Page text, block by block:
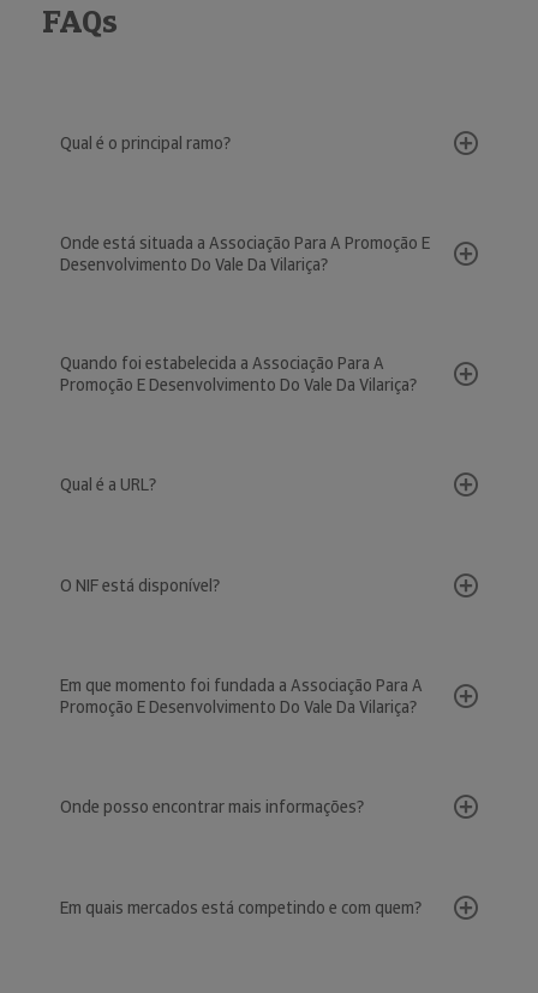
FAQs
Qual é o principal ramo?
Onde está situada a Associação Para A Promoção E
Desenvolvimento Do Vale Da Vilariça?
Quando foi estabelecida a Associação Para A
Promoção E Desenvolvimento Do Vale Da Vilariça?
Qual é a URL?
O NIF está disponível?
Em que momento foi fundada a Associação Para A
Promoção E Desenvolvimento Do Vale Da Vilariça?
Onde posso encontrar mais informações?
Em quais mercados está competindo e com quem?